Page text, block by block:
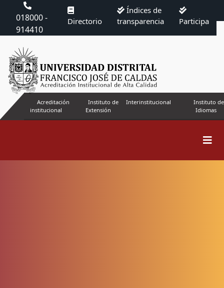
018000 -
914410
Directorio
Índices de
transparencia
Participa
Acreditación
institucional
Instituto de
Extensión
Interinstitucional
Instituto de
Idiomas